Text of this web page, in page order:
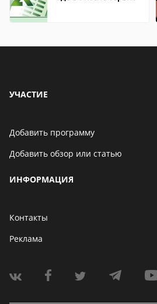
УЧАСТИЕ
Добавить программу
Добавить обзор или статью
ИНФОРМАЦИЯ
Контакты
Реклама